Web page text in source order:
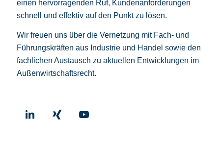
einen hervorragenden Ruf, Kundenanforderungen
schnell und effektiv auf den Punkt zu lösen.
Wir freuen uns über die Vernetzung mit Fach- und
Führungskräften aus Industrie und Handel sowie den
fachlichen Austausch zu aktuellen Entwicklungen im
Außenwirtschaftsrecht.